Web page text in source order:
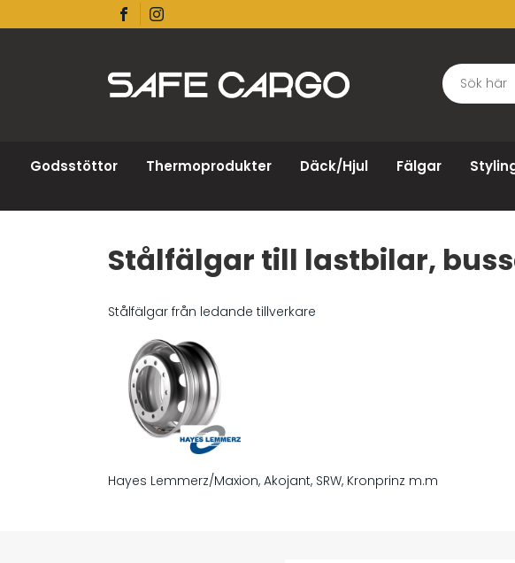
Godsstöttor Thermoprodukter Däck/Hjul Fälgar
Stålfälgar till lastbilar,
Stålfälgar från ledande tillverkare
Hayes Lemmerz/Maxion, Akojant, SRW, Kronprinz m.m